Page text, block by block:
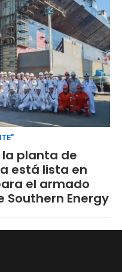
la planta de
está lista en
el armado
Southern Energy